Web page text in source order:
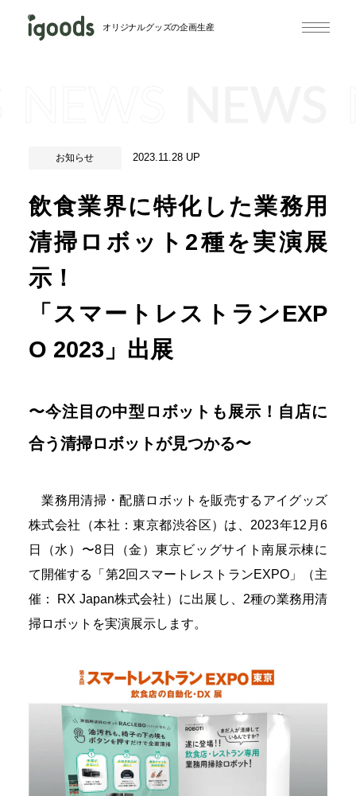
オリジナルグッズの企画生産
お知らせ 2023.11.28 UP
飲食業界に特化した業務用
清掃ロボット2種を実演展
示！
「スマートレストランEXP
O 2023」出展
〜今注目の中型ロボットも展示！自店に
合う清掃ロボットが見つかる〜
業務用清掃・配膳ロボットを販売するアイグッズ
株式会社（本社：東京都渋谷区）は、2023年12月6
日（水）〜8日（金）東京ビッグサイト南展示棟に
て開催する「第2回スマートレストランEXPO」（主
催： RX Japan株式会社）に出展し、2種の業務用清
掃ロボットを実演展示します。